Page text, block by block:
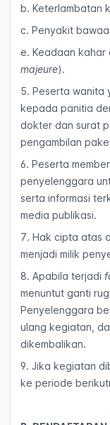
b. Keterlambatan
c. Penyakit
e. Keadaan kahar
majeure).
5. Peserta wanita
kepada panitia
dokter dan surat
pengambilan
6. Peserta
penyelenggara
serta informasi
media publikasi.
7. Hak cipta atas
menjadi milik
8. Apabila terjadi
menuntut ganti
Penyelenggara
ulang kegiatan,
dikembalikan.
9. Jika kegiatan
ke periode